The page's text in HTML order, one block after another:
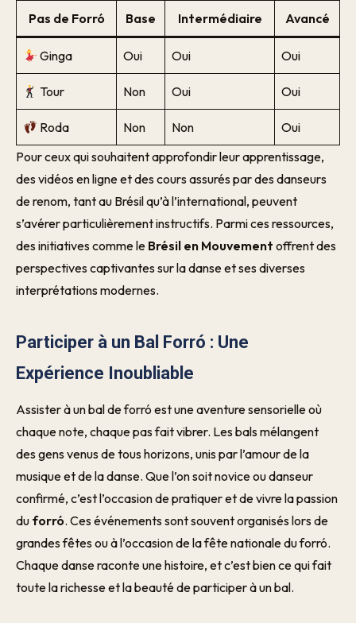
Pas de Forró Base Intermédiaire Avancé
Ginga Oui Oui Oui
Tour Non Oui Oui
Roda Non Non
Oui
Pour ceux qui souhaitent approfondir leur apprentissage,
des vidéos en ligne et des cours assurés par des danseurs
de renom, tant au Brésil qu’à l’international, peuvent
s’avérer particulièrement instructifs. Parmi ces ressources,
des initiatives comme le Brésil en Mouvement offrent des
perspectives captivantes sur la danse et ses diverses
interprétations modernes.
Participer à un Bal Forró : Une
Expérience Inoubliable
Assister à un bal de forró est une aventure sensorielle où
chaque note, chaque pas fait vibrer. Les bals mélangent
des gens venus de tous horizons, unis par l’amour de la
musique et de la danse. Que l’on soit novice ou danseur
confirmé, c’est l’occasion de pratiquer et de vivre la passion
du forró. Ces événements sont souvent organisés lors de
grandes fêtes ou à l’occasion de la fête nationale du forró.
Chaque danse raconte une histoire, et c’est bien ce qui fait
toute la richesse et la beauté de participer à un bal.